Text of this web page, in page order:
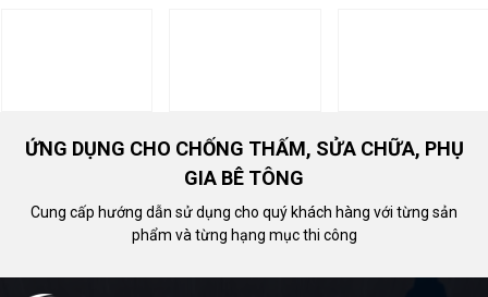
ỨNG DỤNG CHO CHỐNG THẤM, SỬA CHỮA, PHỤ
GIA BÊ TÔNG
Cung cấp hướng dẫn sử dụng cho quý khách hàng với từng sản
phẩm và từng hạng mục thi công